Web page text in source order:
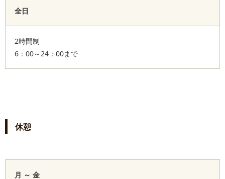
全日
2時間制
6：00～24：00まで
休憩
月 ～ 金